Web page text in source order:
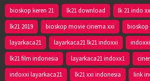
bioskop keren 21 lk21 download lk 21 indo
lk21 2019
bioskop movie cinema xxi bioskop
layarkaca21
layarkaca21 lk21 indoxxi
lk21 film indonesia
layarkaca21 indoxx1
indoxxi layarkaca21
lk21 xxi indonesia link